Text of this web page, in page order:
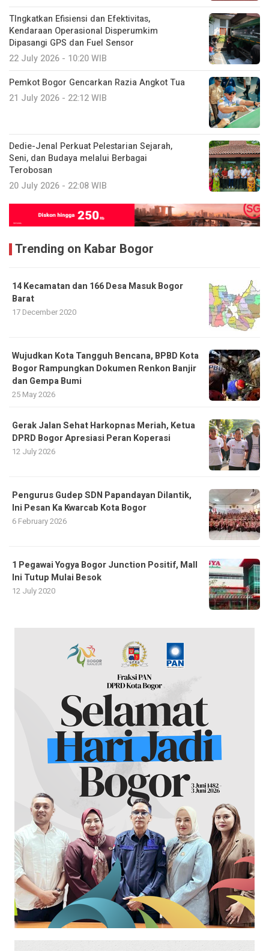
TIngkatkan Efisiensi dan Efektivitas,
Kendaraan Operasional Disperumkim
Dipasangi GPS dan Fuel Sensor
22 July 2026 - 10:20 WIB
Pemkot Bogor Gencarkan Razia Angkot Tua
21 July 2026 - 22:12 WIB
Dedie-Jenal Perkuat Pelestarian Sejarah,
Seni, dan Budaya melalui Berbagai
Terobosan
20 July 2026 - 22:08 WIB
Trending on Kabar Bogor
14 Kecamatan dan 166 Desa Masuk Bogor
Barat
17 December 2020
​Wujudkan Kota Tangguh Bencana, BPBD Kota
Bogor Rampungkan Dokumen Renkon Banjir
dan Gempa Bumi
25 May 2026
Gerak Jalan Sehat Harkopnas Meriah, Ketua
DPRD Bogor Apresiasi Peran Koperasi
12 July 2026
Pengurus Gudep SDN Papandayan Dilantik,
Ini Pesan Ka Kwarcab Kota Bogor
6 February 2026
1 Pegawai Yogya Bogor Junction Positif, Mall
Ini Tutup Mulai Besok
12 July 2020